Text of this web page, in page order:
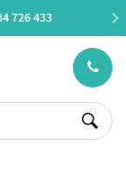
726 433